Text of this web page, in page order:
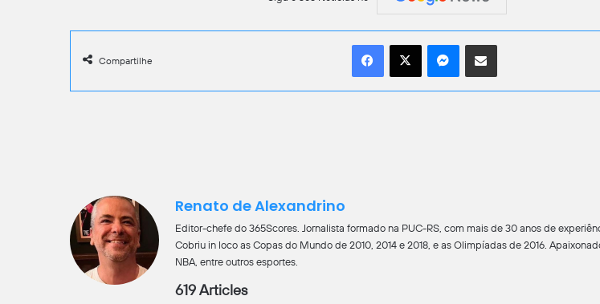
Compartilhe
Facebook
X MessengerCompartilhar por e-mail
Renato de Alexandrino
Editor-chefe do 365Scores. Jornalista formado na PUC-RS, com mais de 30 anos de
Cobriu in loco as Copas do Mundo de 2010, 2014 e 2018, e as Olimpíadas de 2016.
NBA, entre outros esportes.
619 Articles